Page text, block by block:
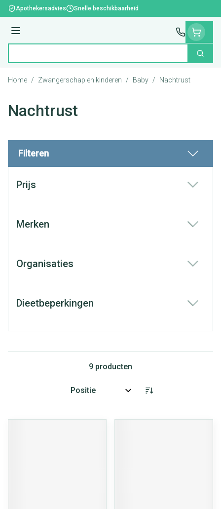
Ga naar de inhoud
Apothekersadvies Snelle beschikbaarheid
Menu
Zoek
Home / Zwangerschap en kinderen / Baby / Nachtrust
Nachtrust
Filteren
Prijs
Merken
Organisaties
Dieetbeperkingen
9 producten
Sorteer op: